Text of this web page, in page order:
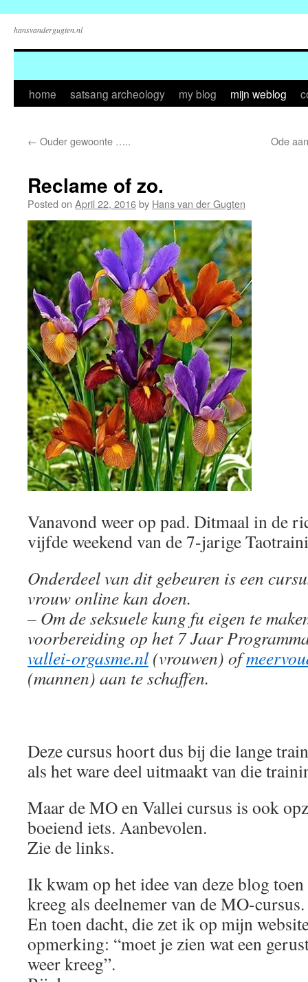
hansvandergugten.nl
Skip
content
home satsang archeology my blog mijn weblog
← Ouder gewoonte ….. Ode
Reclame of zo.
Posted on April 22, 2016by Hans van der Gugten
Vanavond weer op pad. Ditmaal in de
vijfde weekend van de 7-jarige
Onderdeel van dit gebeuren is een
vrouw online kan doen.
– Om de seksuele kung fu eigen te
voorbereiding op het 7 Jaar
vallei-orgasme.nl (vrouwen) of
(mannen) aan te schaffen.
Deze cursus hoort dus bij die lange
als het ware deel uitmaakt van die
Maar de MO en Vallei cursus is ook
boeiend iets. Aanbevolen.
Zie de links.
Ik kwam op het idee van deze blog
kreeg als deelnemer van de MO-cursus.
En toen dacht, die zet ik op mijn
opmerking: “moet je zien wat een
weer kreeg”.